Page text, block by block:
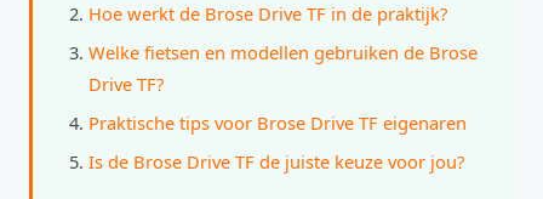
Hoe werkt de Brose Drive TF in de praktijk?
Welke fietsen en modellen gebruiken de Brose
Drive TF?
Praktische tips voor Brose Drive TF eigenaren
Is de Brose Drive TF de juiste keuze voor jou?